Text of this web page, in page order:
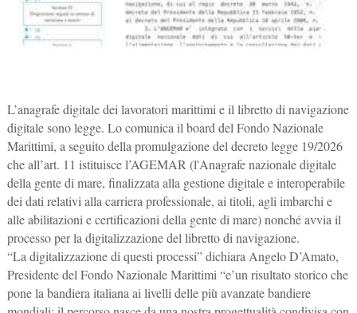
L’anagrafe digitale dei lavoratori marittimi e il libretto di navigazione
digitale sono legge. Lo comunica il board del Fondo Nazionale
Marittimi, a seguito della promulgazione del decreto legge 19/2026
che all’art. 11 istituisce l’AGEMAR (l'Anagrafe nazionale digitale
della gente di mare, finalizzata alla gestione digitale e interoperabile
dei dati relativi alla carriera professionale, ai titoli, agli imbarchi e
alle abilitazioni e certificazioni della gente di mare) nonché avvia il
processo per la digitalizzazione del libretto di navigazione.
“La digitalizzazione di questi processi” dichiara Angelo D’Amato,
Presidente del Fondo Nazionale Marittimi “e’un risultato storico che
pone la bandiera italiana ai livelli delle più avanzate bandiere